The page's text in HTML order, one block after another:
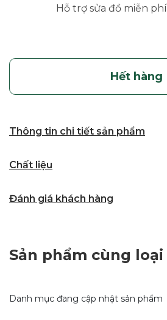
Hỗ trợ sửa đồ miễn phí
Hết hàng
Thông tin chi tiết sản phẩm
Chất liệu
Đánh giá khách hàng
Sản phẩm cùng loại
Danh mục đang cập nhật sản phẩm